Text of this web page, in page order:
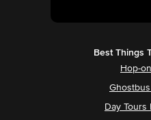
Best Things
Hop-
Day Tours